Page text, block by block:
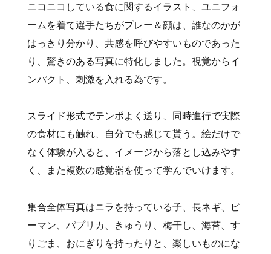
ニコニコしている食に関するイラスト、ユニフォ
ームを着て選手たちがプレー＆顔は、誰なのかが
はっきり分かり、共感を呼びやすいものであった
り、驚きのある写真に特化しました。視覚からイ
ンパクト、刺激を入れる為です。
スライド形式でテンポよく送り、同時進行で実際
の食材にも触れ、自分でも感じて貰う。絵だけで
なく体験が入ると、イメージから落とし込みやす
く、また複数の感覚器を使って学んでいけます。
集合全体写真はニラを持っている子、長ネギ、ピ
ーマン、パプリカ、きゅうり、梅干し、海苔、す
りごま、おにぎりを持ったりと、楽しいものにな